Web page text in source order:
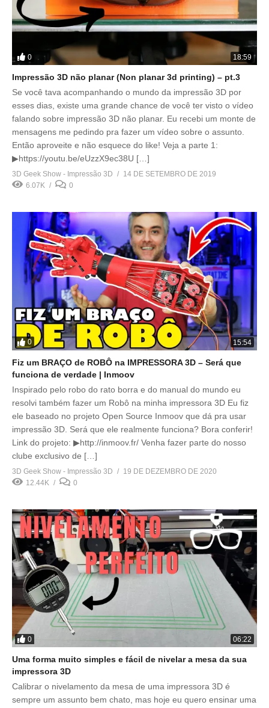
0 18:59
Impressão 3D não planar (Non planar 3d printing) – pt.3
Se você tava acompanhando o mundo da impressão 3D por
esses dias, existe uma grande chance de você ter visto o vídeo
falando sobre impressão 3D não planar. Eu recebi um monte de
mensagens me pedindo pra fazer um vídeo sobre o assunto.
Então aproveite e não esquece do like! Veja a parte 1:
▶https://youtu.be/eUzzX9ec38U […]
3D Geek Show - Impressão 3D
14 DE SETEMBRO DE 2019
6.07K
0
0 15:54
Fiz um BRAÇO de ROBÔ na IMPRESSORA 3D – Será que
funciona de verdade | Inmoov
Inspirado pelo robo do rato borra e do manual do mundo eu
resolvi também fazer um Robô na minha impressora 3D Eu fiz
ele baseado no projeto Open Source Inmoov que dá pra usar
impressão 3D. Será que ele realmente funciona? Bora conferir!
Link do projeto: ▶http://inmoov.fr/ Venha fazer parte do nosso
clube exclusivo de […]
3D Geek Show - Impressão 3D
19 DE DEZEMBRO DE 2020
12.44K
0
0 06:22
Uma forma muito simples e fácil de nivelar a mesa da sua
impressora 3D
Calibrar o nivelamento da mesa de uma impressora 3D é
sempre um assunto bem chato, mas hoje eu quero ensinar uma